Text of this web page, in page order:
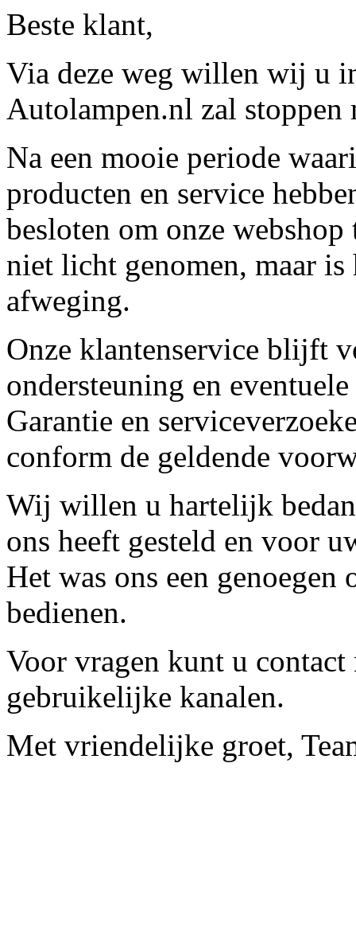
Beste klant,
Via deze weg willen wij u
Autolampen.nl zal stoppen
Na een mooie periode
producten en service
besloten om onze
niet licht genomen, maar
afweging.
Onze klantenservice blijft
ondersteuning en
Garantie en
conform de geldende
Wij willen u hartelijk
ons heeft gesteld en voor
Het was ons een
bedienen.
Voor vragen kunt u contact
gebruikelijke kanalen.
Met vriendelijke groet,